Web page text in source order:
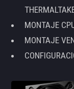
MONTAJE
MONTAJE